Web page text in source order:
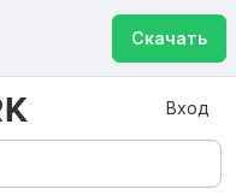
Скачать
Вход